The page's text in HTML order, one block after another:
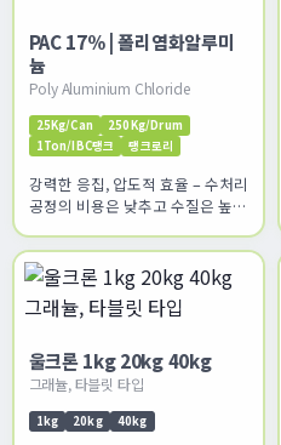
PAC 17% | 폴리염화알루미
늄
Poly Aluminium Chloride
25Kg/Can
250Kg/Drum
1Ton/IBC탱크
탱크로리
강력한 응집, 압도적 효율 – 수처리
공정의 비용은 낮추고 수질은 높이
울크론 1kg 20kg 40kg
그래뉼, 타블릿 타입
1kg 20kg 40kg